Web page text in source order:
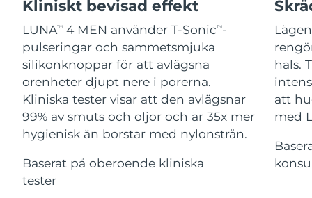
Kliniskt bevisad effekt
LUNATM 4 MEN använder T-SonicTM-
pulseringar och sammetsmjuka
silikonknoppar för att avlägsna
orenheter djupt nere i porerna.
Kliniska tester visar att den avlägsnar
99% av smuts och oljor och är 35x mer
hygienisk än borstar med nylonstrån.
Baserat på oberoende kliniska
tester
hals.
att
med
For healthy hair
18% PAP
Handla allt
FOREO APP
Italien Förväntad leverans 8/10/26
Japan Förväntad leverans 8/13/26
Jersey Förväntad leverans 8/15/26
8/12/26
Kuwait